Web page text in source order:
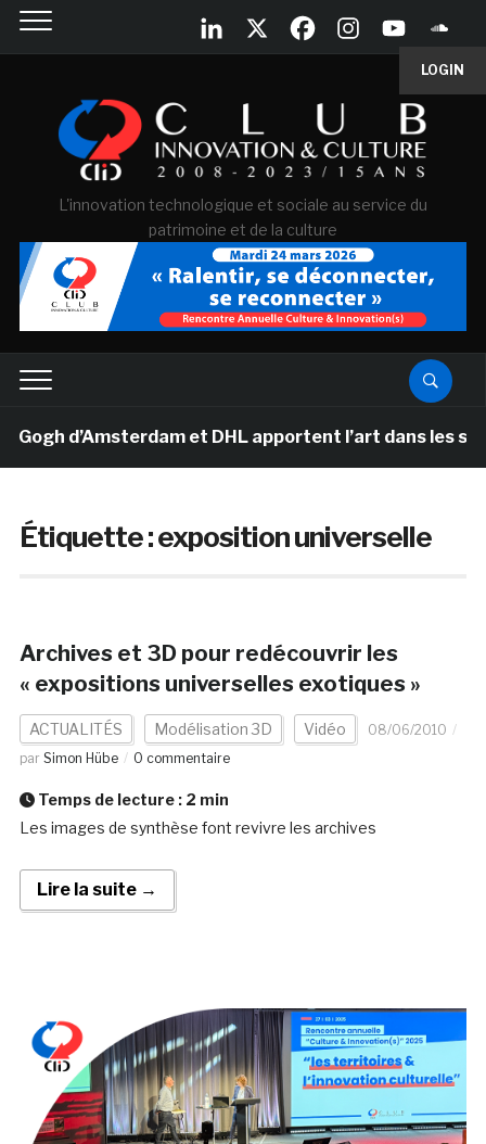
LOGIN
L'innovation technologique et sociale au service du
patrimoine et de la culture
d’Amsterdam et DHL apportent l’art dans les salles
Étiquette :exposition universelle
Archives et 3D pour redécouvrir les
« expositions universelles exotiques »
ACTUALITÉS Modélisation 3D Vidéo
08/06/2010
par Simon Hübe 0 commentaire
Temps de lecture : 2 min
Les images de synthèse font revivre les archives
Lire la suite →